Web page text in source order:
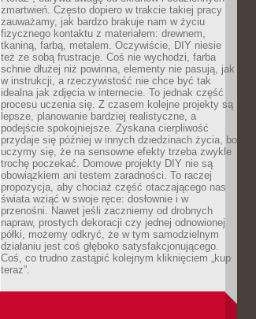
zmartwień. Często dopiero w trakcie takiej pracy
zauważamy, jak bardzo brakuje nam w życiu
fizycznego kontaktu z materiałem: drewnem,
tkaniną, farbą, metalem. Oczywiście, DIY niesie
też ze sobą frustracje. Coś nie wychodzi, farba
schnie dłużej niż powinna, elementy nie pasują, jak
w instrukcji, a rzeczywistość nie chce być tak
idealna jak zdjęcia w internecie. To jednak część
procesu uczenia się. Z czasem kolejne projekty są
lepsze, planowanie bardziej realistyczne, a
podejście spokojniejsze. Zyskana cierpliwość
przydaje się później w innych dziedzinach życia, bo
uczymy się, że na sensowne efekty trzeba zwykle
trochę poczekać. Domowe projekty DIY nie są
obowiązkiem ani testem zaradności. To raczej
propozycja, aby chociaż część otaczającego nas
świata wziąć w swoje ręce: dosłownie i w
przenośni. Nawet jeśli zaczniemy od drobnych
napraw, prostych dekoracji czy jednej odnowionej
półki, możemy odkryć, że w tym samodzielnym
działaniu jest coś głęboko satysfakcjonującego.
Coś, co trudno zastąpić kolejnym kliknięciem „kup
teraz”.